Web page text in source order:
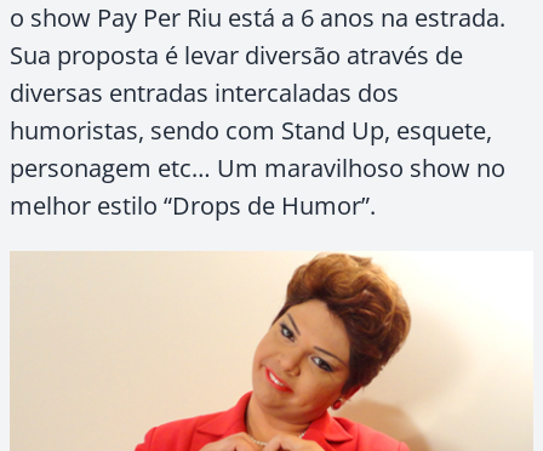
o show Pay Per Riu está a 6 anos na estrada.
Sua proposta é levar diversão através de
diversas entradas intercaladas dos
humoristas, sendo com Stand Up, esquete,
personagem etc… Um maravilhoso show no
melhor estilo “Drops de Humor”.